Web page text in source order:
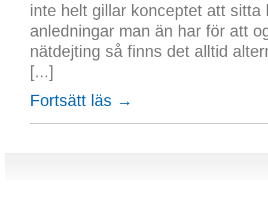
inte helt gillar konceptet att
anledningar man än har för att
nätdejting så finns det alltid
[...]
Fortsätt läs →